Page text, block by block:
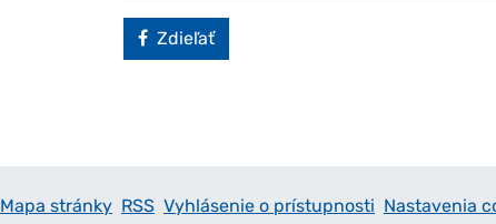
Facebook
Zdieľať
Mapa stránky RSS Vyhlásenie o prístupnosti Nastavenia